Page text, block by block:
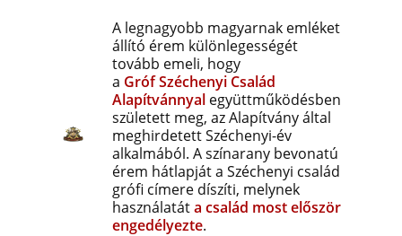
A legnagyobb magyarnak emléket
állító érem különlegességét
tovább emeli, hogy
a GrófSzéchenyi Család
Alapítvánnyal együttműködésben
született meg, az Alapítvány által
meghirdetett Széchenyi-év
alkalmából. A színarany bevonatú
érem hátlapját a Széchenyi család
grófi címere díszíti, melynek
használatáta család most először
engedélyezte.